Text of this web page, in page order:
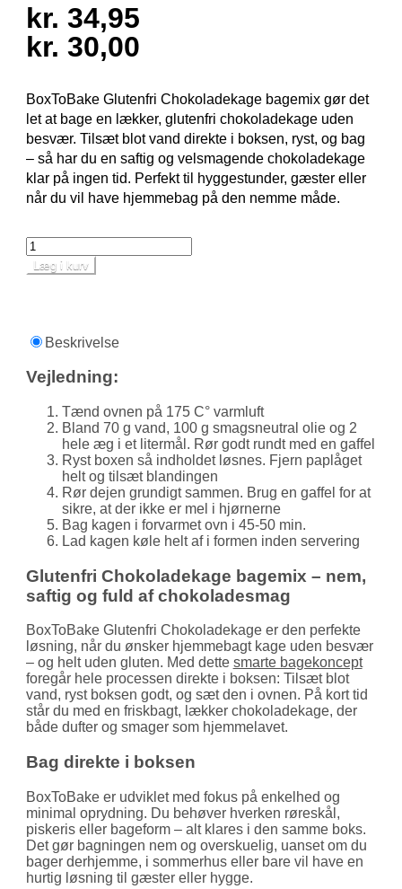
kr. 34,95
kr. 30,00
BoxToBake Glutenfri Chokoladekage bagemix gør det
let at bage en lækker, glutenfri chokoladekage uden
besvær. Tilsæt blot vand direkte i boksen, ryst, og bag
– så har du en saftig og velsmagende chokoladekage
klar på ingen tid. Perfekt til hyggestunder, gæster eller
når du vil have hjemmebag på den nemme måde.
Læg i kurv
Beskrivelse
Vejledning:
Tænd ovnen på 175 C° varmluft
Bland 70 g vand, 100 g smagsneutral olie og 2
hele æg i et litermål. Rør godt rundt med en gaffel
Ryst boxen så indholdet løsnes. Fjern paplåget
helt og tilsæt blandingen
Rør dejen grundigt sammen. Brug en gaffel for at
sikre, at der ikke er mel i hjørnerne
Bag kagen i forvarmet ovn i 45-50 min.
Lad kagen køle helt af i formen inden servering
Glutenfri Chokoladekage bagemix – nem,
saftig og fuld af chokoladesmag
BoxToBake Glutenfri Chokoladekage er den perfekte
løsning, når du ønsker hjemmebagt kage uden besvær
– og helt uden gluten. Med dette smarte bagekoncept
foregår hele processen direkte i boksen: Tilsæt blot
vand, ryst boksen godt, og sæt den i ovnen. På kort tid
står du med en friskbagt, lækker chokoladekage, der
både dufter og smager som hjemmelavet.
Bag direkte i boksen
BoxToBake er udviklet med fokus på enkelhed og
minimal oprydning. Du behøver hverken røreskål,
piskeris eller bageform – alt klares i den samme boks.
Det gør bagningen nem og overskuelig, uanset om du
bager derhjemme, i sommerhus eller bare vil have en
hurtig løsning til gæster eller hygge.